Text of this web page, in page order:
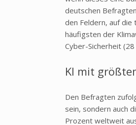
deutschen
den Feldern, auf
häufigsten der
Cyber-Sicherheit
KI mit
Den Befragten
sein, sondern auch
Prozent weltweit